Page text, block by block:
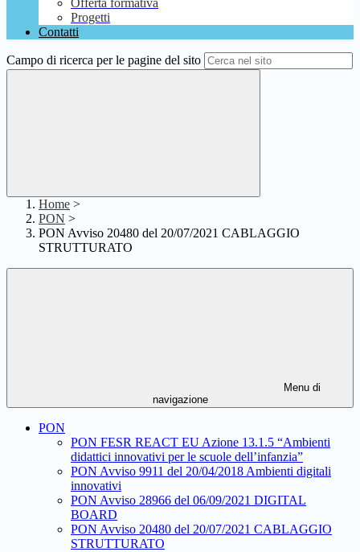
Offerta formativa
Progetti
Contatti
Campo di ricerca per le pagine del sito
Home >
PON >
PON Avviso 20480 del 20/07/2021 CABLAGGIO
STRUTTURATO
Menu di
navigazione
PON
PON FESR REACT EU Azione 13.1.5 “Ambienti
didattici innovativi per le scuole dell’infanzia”
PON Avviso 9911 del 20/04/2018 Ambienti digitali
innovativi
PON Avviso 28966 del 06/09/2021 DIGITAL
BOARD
PON Avviso 20480 del 20/07/2021 CABLAGGIO
STRUTTURATO